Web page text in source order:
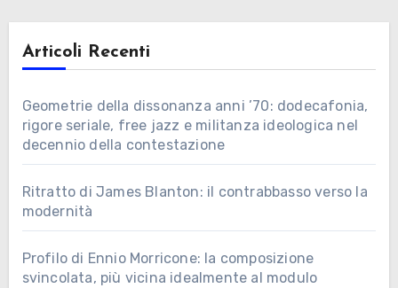
Articoli Recenti
Geometrie della dissonanza anni ’70: dodecafonia,
rigore seriale, free jazz e militanza ideologica nel
decennio della contestazione
Ritratto di James Blanton: il contrabbasso verso la
modernità
Profilo di Ennio Morricone: la composizione
svincolata, più vicina idealmente al modulo